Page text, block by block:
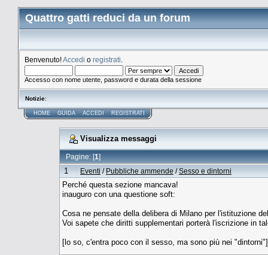
Quattro gatti reduci da un forum
Benvenuto!Accedi o registrati
Accesso con nome utente, password e durata della sessione
Notizie:
HOME GUIDA ACCEDI REGISTRATI
Visualizza messaggi
Pagine: [1]
1 Eventi / Pubbliche ammende /Sesso e dintorni
Perché questa sezione mancava!
inauguro con una questione soft:
Cosa ne pensate della delibera di Milano per l'istituzione
Voi sapete che diritti supplementari porterà l'iscrizione in
[lo so, c'entra poco con il sesso, ma sono più nei "dintorni"]